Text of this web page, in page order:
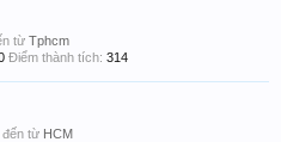
từ Tphcm
Điểm thành tích: 314
đến từ HCM